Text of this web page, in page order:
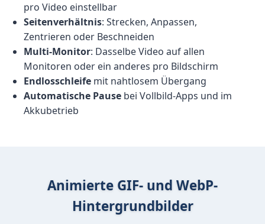
pro Video einstellbar
Seitenverhältnis: Strecken, Anpassen,
Zentrieren oder Beschneiden
Multi-Monitor: Dasselbe Video auf allen
Monitoren oder ein anderes pro Bildschirm
Endlosschleife mit nahtlosem Übergang
Automatische Pause bei Vollbild-Apps und im
Akkubetrieb
Animierte GIF- und WebP-
Hintergrundbilder